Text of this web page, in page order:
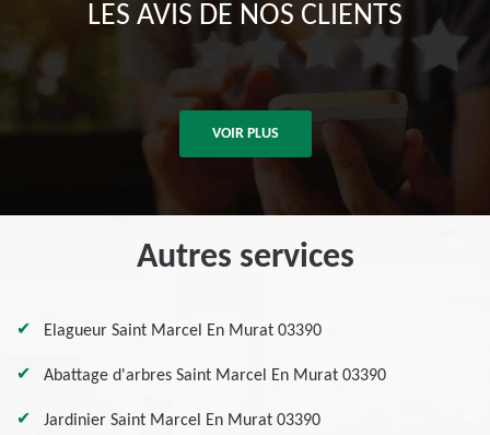
LES AVIS DE NOS CLIENTS
VOIR PLUS
Autres services
Elagueur Saint Marcel En Murat 03390
Abattage d'arbres Saint Marcel En Murat 03390
Jardinier Saint Marcel En Murat 03390